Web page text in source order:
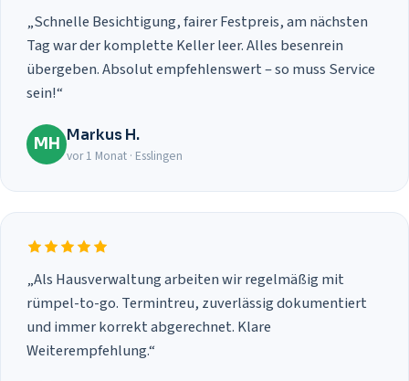
„Schnelle Besichtigung, fairer Festpreis, am nächsten
Tag war der komplette Keller leer. Alles besenrein
übergeben. Absolut empfehlenswert – so muss Service
sein!“
MH Markus H.
vor 1 Monat · Esslingen
„Als Hausverwaltung arbeiten wir regelmäßig mit
rümpel-to-go. Termintreu, zuverlässig dokumentiert
und immer korrekt abgerechnet. Klare
Weiterempfehlung.“